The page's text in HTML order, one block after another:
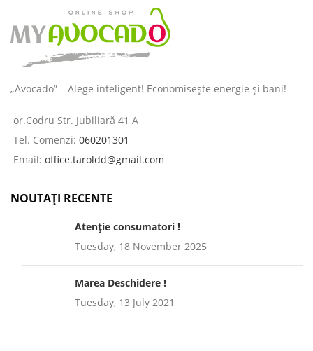
„Avocado” – Alege inteligent! Economisește energie și bani!
or.Codru Str. Jubiliară 41 A
Tel. Comenzi: 060201301
Email: office.taroldd@gmail.com
NOUTAȚI RECENTE
Atenție consumatori !
Tuesday, 18 November 2025
Marea Deschidere !
Tuesday, 13 July 2021